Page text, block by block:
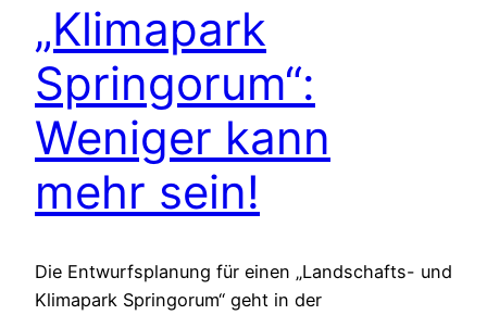
„Klimapark
Springorum“:
Weniger kann
mehr sein!
Die Entwurfsplanung für einen „Landschafts- und
Klimapark Springorum“ geht in der